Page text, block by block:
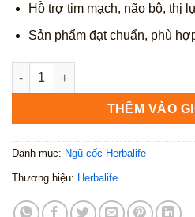
Hỗ trợ tim mạch, não bộ, thị
Sản phẩm đạt chuẩn, phù
Herbalifeline số lượng
THÊM VÀO
Danh mục: Ngũ cốc Herbalife
Thương hiệu: Herbalife